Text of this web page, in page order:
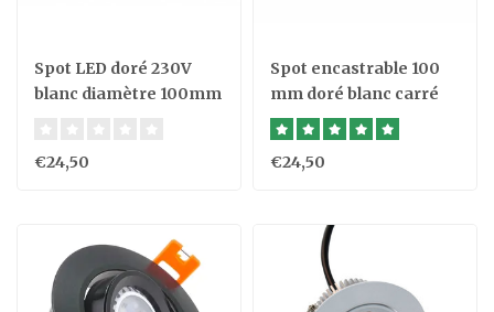
Spot LED doré 230V
blanc diamètre 100mm
€24,50
Spot encastrable 100
mm doré blanc carré
230V
€24,50